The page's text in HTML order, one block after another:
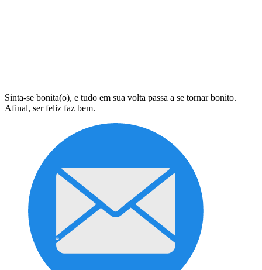
Sinta-se bonita(o), e tudo em sua volta passa a se tornar bonito.
Afinal, ser feliz faz bem.